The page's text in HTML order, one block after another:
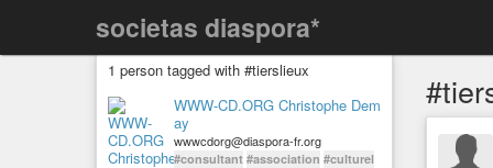
societas diaspora*
1 person tagged with #tierslieux
WWW-CD.ORG Christophe Dem
ay
wwwcdorg@diaspora-fr.org
#consultant #association #culturel